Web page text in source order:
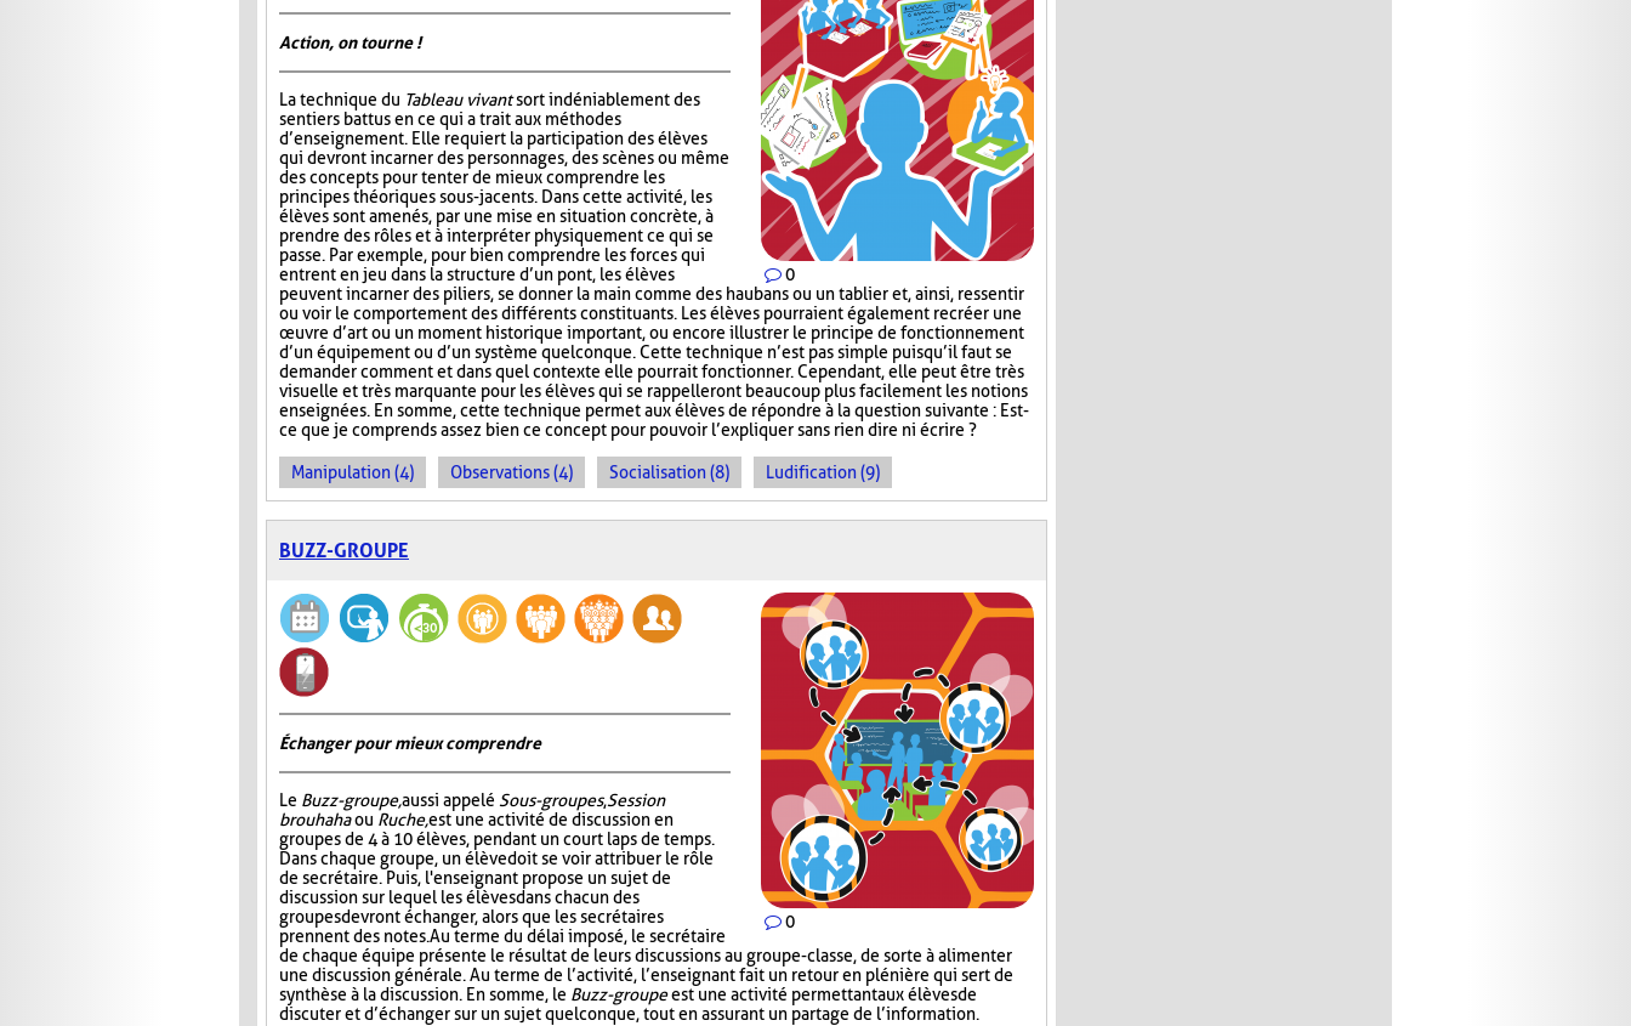
0
Action, on tourne !
La technique du Tableau vivantsort indéniablement des
sentiers battus en ce qui a trait aux méthodes
d’enseignement. Elle requiert la participation des élèves
qui devront incarner des personnages, des scènes ou même
des concepts pour tenter de mieux comprendre les
principes théoriques sous-jacents. Dans cette activité, les
élèves sont amenés, par une mise en situation concrète, à
prendre des rôles et à interpréter physiquement ce qui se
passe. Par exemple, pour bien comprendre les forces qui
entrent en jeu dans la structure d’un pont, les élèves
peuvent incarner des piliers, se donner la main comme des haubans ou un tablier et, ainsi, ressentir
ou voir le comportement des différents constituants. Les élèves pourraient également recréer une
œuvre d’art ou un moment historique important, ou encore illustrer le principe de fonctionnement
d’un équipement ou d’un système quelconque. Cette technique n’est pas simple puisqu’il faut se
demander comment et dans quel contexte elle pourrait fonctionner. Cependant, elle peut être très
visuelle et très marquante pour les élèves qui se rappelleront beaucoup plus facilement les notions
enseignées. En somme, cette technique permet aux élèves de répondre à la question suivante : Est-
ce que je comprends assez bien ce concept pour pouvoir l’expliquer sans rien dire ni écrire ?
Manipulation (4) Observations (4) Socialisation (8) Ludification (9)
BUZZ-GROUPE
0
Échanger pour mieux comprendre
Le Buzz-groupe,aussi appelé Sous-groupes,Session
brouhahaou Ruche,est une activité de discussion en
groupes de 4 à 10 élèves, pendant un court laps de temps.
Dans chaque groupe, un élève doit se voir attribuer le rôle
de secrétaire. Puis, l'enseignant propose un sujet de
discussion sur lequel les élèves dans chacun des
groupes devront échanger, alors que les secrétaires
prennent des notes. Au terme du délai imposé, le secrétaire
de chaque équipe présente le résultat de leurs discussions au groupe-classe, de sorte à alimenter
une discussion générale. Au terme de l’activité, l’enseignant fait un retour en plénière qui sert de
synthèse à la discussion. En somme, le Buzz-groupeest une activité permettant aux élèves de
discuter et d’échanger sur un sujet quelconque, tout en assurant un partage de l’information.